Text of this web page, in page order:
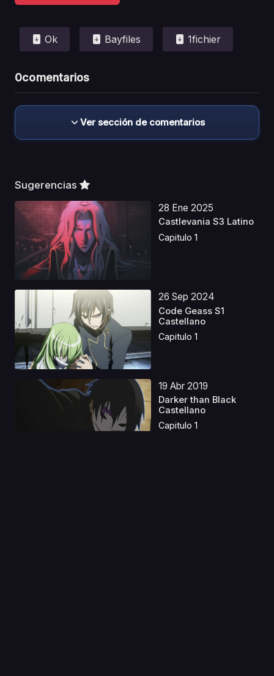
Ok Bayfiles 1fichier
0comentarios
Ver sección de comentarios
Sugerencias
28 Ene 2025
Castlevania S3 Latino
Capitulo 1
26 Sep 2024
Code Geass S1
Castellano
Capitulo 1
19 Abr 2019
Darker than Black
Castellano
Capitulo 1